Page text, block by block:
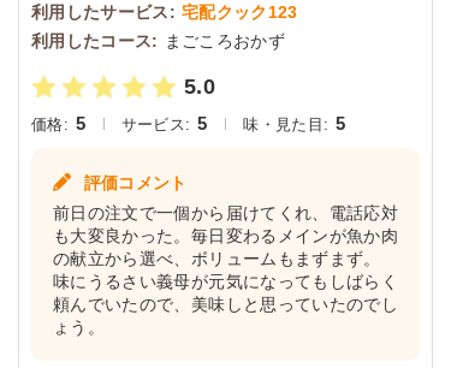
利用したサービス: 宅配クック123
利用したコース: まごころおかず
5.0
価格: 5 サービス: 5 味・見た目: 5
評価コメント
前日の注文で一個から届けてくれ、電話応対
も大変良かった。毎日変わるメインが魚か肉
の献立から選べ、ボリュームもまずまず。
味にうるさい義母が元気になってもしばらく
頼んでいたので、美味しと思っていたのでし
ょう。